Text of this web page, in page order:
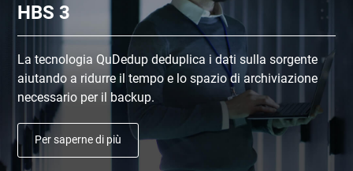
HBS 3
La tecnologia QuDedup deduplica i dati sulla sorgente
aiutando a ridurre il tempo e lo spazio di archiviazione
necessario per il backup.
Per saperne di più